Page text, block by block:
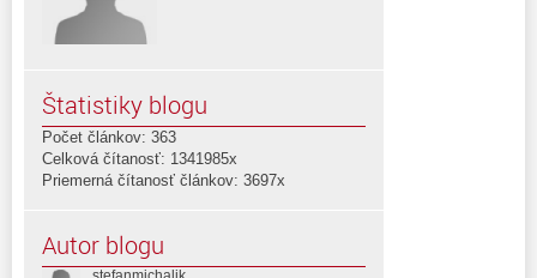
Štatistiky blogu
Počet článkov: 363
Celková čítanosť: 1341985x
Priemerná čítanosť článkov: 3697x
Autor blogu